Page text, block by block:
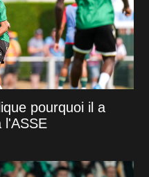
pourquoi il a
l'ASSE